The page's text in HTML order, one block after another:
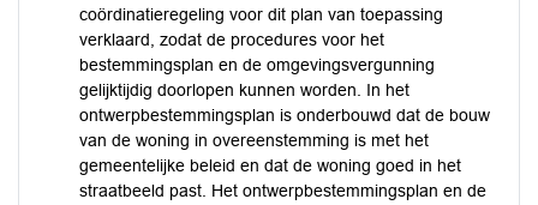
coördinatieregeling voor dit plan van toepassing
verklaard, zodat de procedures voor het
bestemmingsplan en de omgevingsvergunning
gelijktijdig doorlopen kunnen worden. In het
ontwerpbestemmingsplan is onderbouwd dat de bouw
van de woning in overeenstemming is met het
gemeentelijke beleid en dat de woning goed in het
straatbeeld past. Het ontwerpbestemmingsplan en de